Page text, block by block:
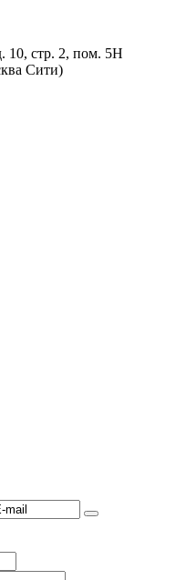
10, стр. 2, пом. 5Н
Сити)